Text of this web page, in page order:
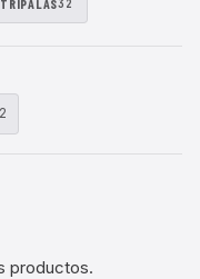
TRIPALAS32
productos.